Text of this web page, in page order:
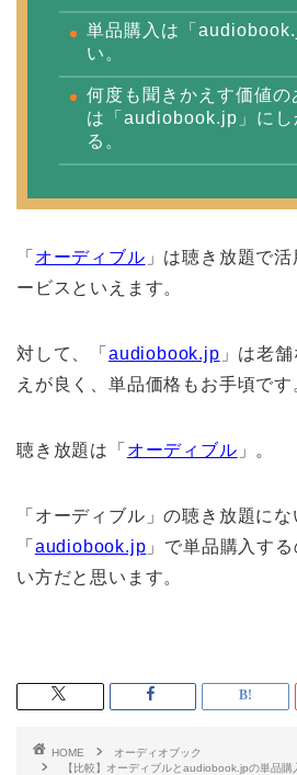
単品購入は「
い。
何度も聞きかえす価値の
は「audiobook.jp」にし
る。
「 オーディブル 」は聴き放題で
ービスといえます。
対して、「 audiobook.jp 」は老
えが良く、単品価格もお手頃です
聴き放題は「 オーディブル 」。
「オーディブル」の聴き放題に
「 audiobook.jp 」で単品購入す
い方だと思います。
HOME
オーディオブック
【比較】オーディブルとaudiobook.jpの単品